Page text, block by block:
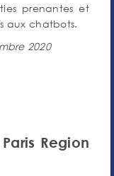
prenantes et
aux chatbots.
2020
Paris Region